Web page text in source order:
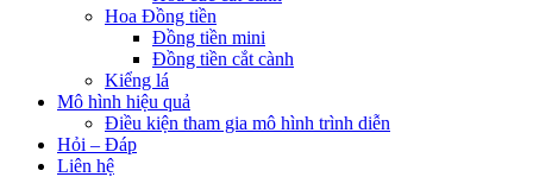
Hoa Đồng tiền
Đồng tiền mini
Đồng tiền cắt cành
Kiểng lá
Mô hình hiệu quả
Điều kiện tham gia mô hình trình diễn
Hỏi – Đáp
Liên hệ